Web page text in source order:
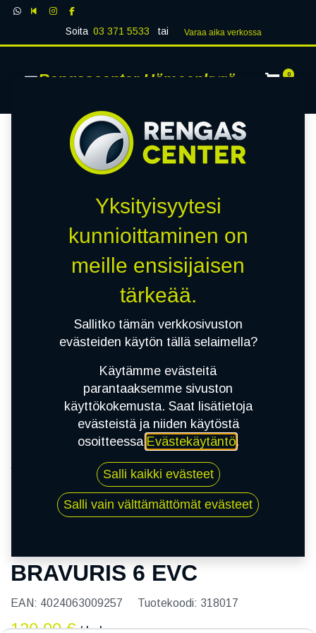
Soita 03 371 5533 tai Varaa aika verk​​​​ossa
Rengascenter Hämeenkyrö 0
195/55R15 85V BARUM BRAVURIS 6 EVC
BRAVURIS 6 EVC
EAN: 4024063009257 Tuotekoodi: 318017
120,00€
Yksityisyytesi
kunnioittaminen on
meille ensisijaisen
tärkeää.
Sallitko tämän verkkosivuston
evästeiden käytön tällä selaimella?
Käytämme evästeitä
parantaaksemme sivuston
käyttökokemusta. Saat lisätietoja
evästeistä ja niiden käytöstä
osoitteessa Evästekäytäntö.
Salli kaikki evästeet
Salli vain välttämättömät evästeet